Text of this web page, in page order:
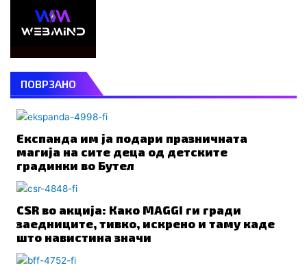
ПОВРЗАНО
Експанда им ја подари празничната
магија на сите деца од детските
градинки во Бутел
CSR во акција: Како MAGGI ги гради
заедниците, тивко, искрено и таму каде
што навистина значи